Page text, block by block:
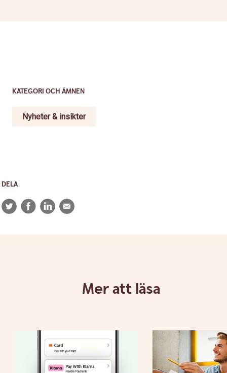
KATEGORI OCH ÄMNEN
Nyheter & insikter
DELA
TwitterFacebookLinkedIn
E-
post
Mer att läsa